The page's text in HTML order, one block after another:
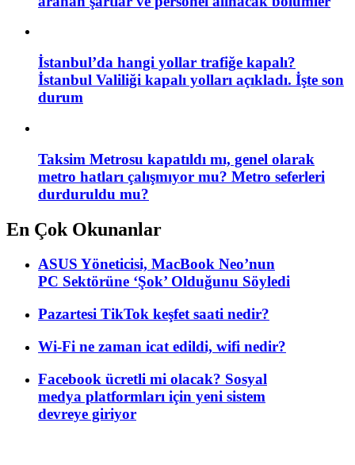
İstanbul’da hangi yollar trafiğe kapalı?
İstanbul Valiliği kapalı yolları açıkladı. İşte son
durum
Taksim Metrosu kapatıldı mı, genel olarak
metro hatları çalışmıyor mu? Metro seferleri
durduruldu mu?
En Çok Okunanlar
ASUS Yöneticisi, MacBook Neo’nun
PC Sektörüne ‘Şok’ Olduğunu Söyledi
Pazartesi TikTok keşfet saati nedir?
Wi-Fi ne zaman icat edildi, wifi nedir?
Facebook ücretli mi olacak? Sosyal
medya platformları için yeni sistem
devreye giriyor